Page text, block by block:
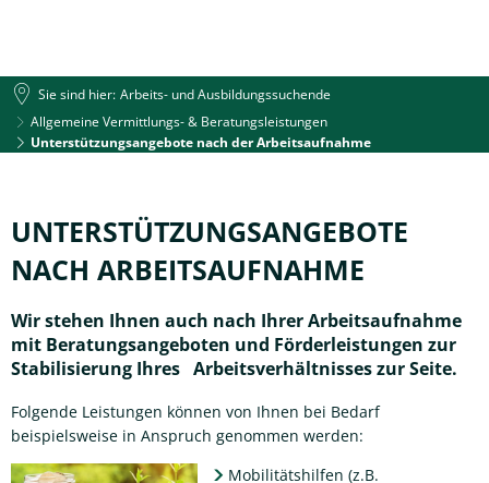
Sie sind hier: Arbeits- und Ausbildungssuchende
Allgemeine Vermittlungs- & Beratungsleistungen
Unterstützungsangebote nach der Arbeitsaufnahme
nach
der
Arbeitsaufnahme
UNTERSTÜTZUNGSANGEBOTE
NACH ARBEITSAUFNAHME
Wir stehen Ihnen auch nach Ihrer Arbeitsaufnahme
mit Beratungsangeboten und Förderleistungen zur
Stabilisierung Ihres Arbeitsverhältnisses zur Seite.
Folgende Leistungen können von Ihnen bei Bedarf
beispielsweise in Anspruch genommen werden:
Mobilitätshilfen (z.B.